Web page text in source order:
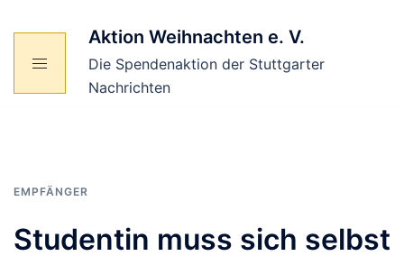
Inhalt
springen
Aktion Weihnachten e. V.
Die Spendenaktion der Stuttgarter
Nachrichten
EMPFÄNGER
Studentin muss sich selbst